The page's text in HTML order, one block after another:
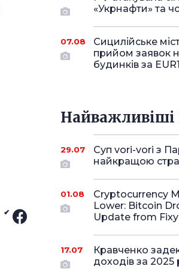
«Укрнафти» та
07.08
Сицилійське
прийом заявок
будинків за EUR1
29.07
Суп vori-vori з
найкращою
01.08
Cryptocurrency
Lower: Bitcoin
Update from
17.07
Кравченко
доходів за 2025